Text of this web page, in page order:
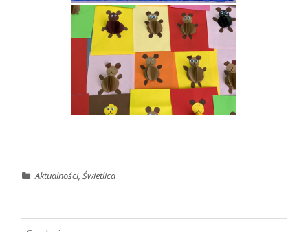
Aktualności,Świetlica
Szukaj: